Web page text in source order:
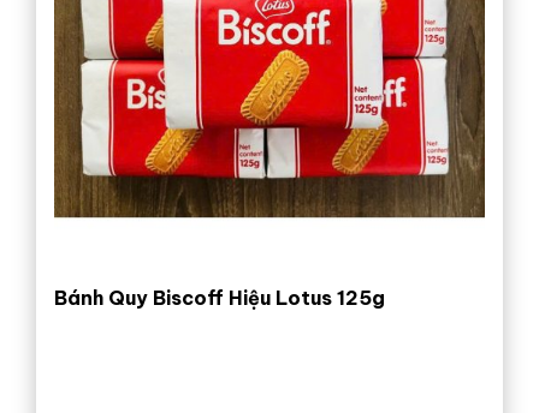
Bánh Quy Biscoff Hiệu Lotus 125g